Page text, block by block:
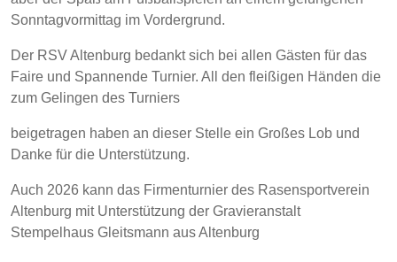
Sonntagvormittag im Vordergrund.
Der RSV Altenburg bedankt sich bei allen Gästen für das
Faire und Spannende Turnier. All den fleißigen Händen die
zum Gelingen des Turniers
beigetragen haben an dieser Stelle ein Großes Lob und
Danke für die Unterstützung.
Auch 2026 kann das Firmenturnier des Rasensportverein
Altenburg mit Unterstützung der Gravieranstalt
Stempelhaus Gleitsmann aus Altenburg